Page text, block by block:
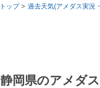
トップ 過去天気(アメダス実況
静岡県のアメダ